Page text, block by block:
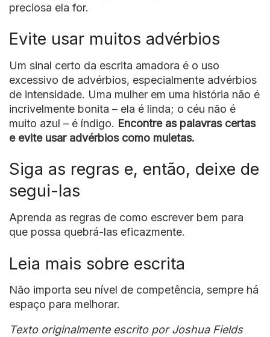
preciosa ela for.
Evite usar muitos advérbios
Um sinal certo da escrita amadora é o uso
excessivo de advérbios, especialmente advérbios
de intensidade. Uma mulher em uma história não é
incrivelmente bonita – ela é linda; o céu não é
muito azul – é índigo. Encontre as palavras certas
e evite usar advérbios como muletas.
Siga as regras e, então, deixe de
segui-las
Aprenda as regras de como escrever bem para
que possa quebrá-las eficazmente.
Leia mais sobre escrita
Não importa seu nível de competência, sempre há
espaço para melhorar.
Texto originalmente escrito por Joshua Fields